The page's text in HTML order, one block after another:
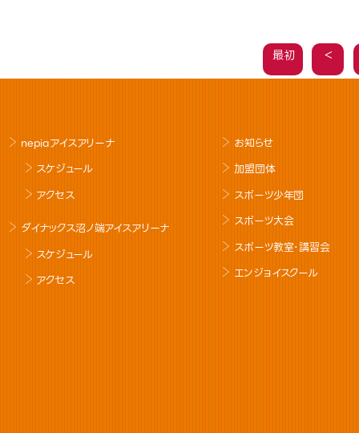
最初 ＜
nepiaアイスアリーナ
スケジュール
アクセス
ダイナックス沼ノ端アイスアリーナ
スケジュール
アクセス
お知らせ
加盟団体
スポーツ少年団
スポーツ大会
スポーツ教室･講習会
エンジョイスクール